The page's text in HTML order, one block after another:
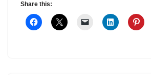
Share this: